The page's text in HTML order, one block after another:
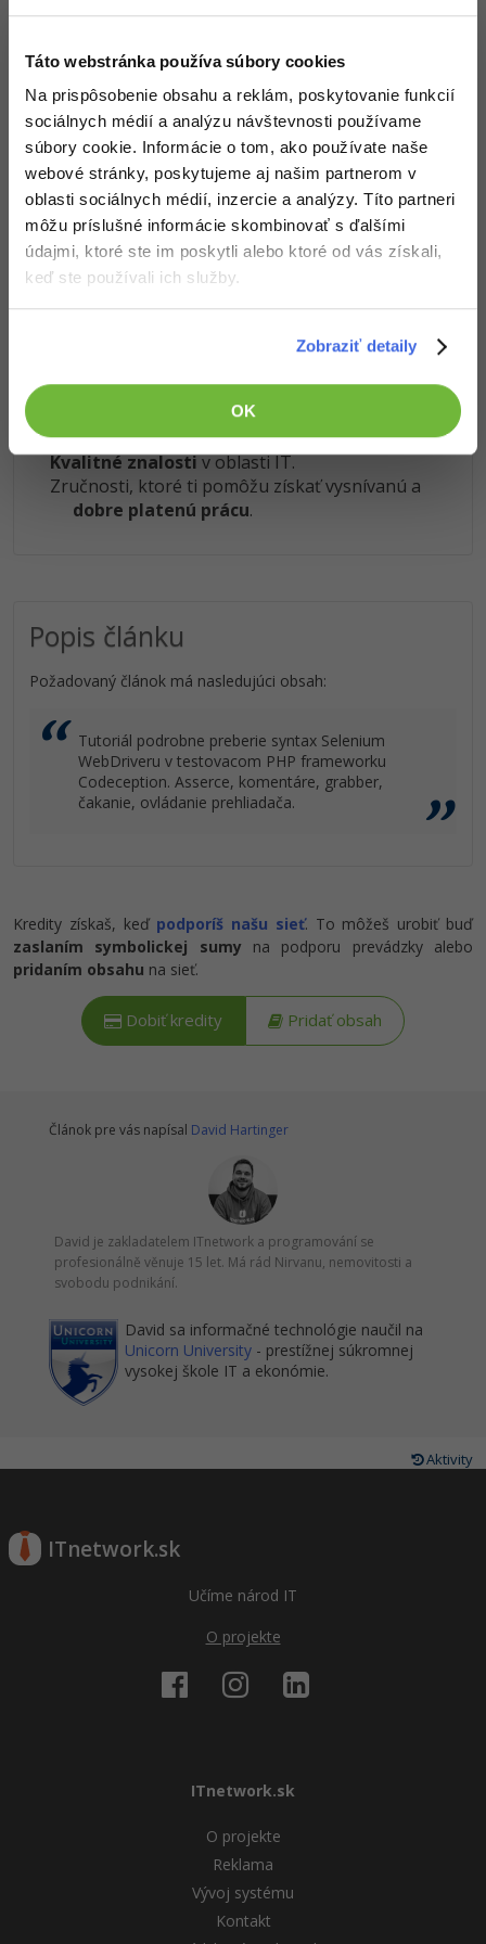
Táto webstránka používa súbory cookies
Na prispôsobenie obsahu a reklám, poskytovanie funkcií
sociálnych médií a analýzu návštevnosti používame
súbory cookie. Informácie o tom, ako používate naše
webové stránky, poskytujeme aj našim partnerom v
oblasti sociálnych médií, inzercie a analýzy. Títo partneri
môžu príslušné informácie skombinovať s ďalšími
údajmi, ktoré ste im poskytli alebo ktoré od vás získali,
keď ste používali ich služby.
Zobraziť detaily
OK
Kybernetická bezpečnost
Elektronický podpis
Windows
Ostatné
Fórum
Vedomosti v hodnote stoviek tisíc získaš za pár eur
Došiel si až sem a to je super! Veríme, že ti prvé lekcie
ukázali niečo nového a užitočného.
Chceš v kurze pokračovať? Prejdi do prémiové sekcie
Pred kúpou tohto článku je potrebnékúpiť predchádzajúci diel
Obsah článku spadá pod licenciu
, kúpou článku
súhlasíš sozmluvnými podmienkami
Prístup k jednotlivým lekciám podľa spôsobu
obstarania.
Kvalitné znalostiv oblasti IT.
Zručnosti, ktoré ti pomôžu získať vysnívanú a
dobre platenú prácu.
Popis článku
Požadovaný článok má nasledujúci obsah:
Tutoriál podrobne preberie syntax Selenium
WebDriveru v testovacom PHP frameworku
Codeception. Asserce, komentáre, grabber,
čakanie, ovládanie prehliadača.
Kredity získaš, keď podporíš našu sieť. To môžeš urobiť buď
zaslaním symbolickej sumy na podporu prevádzky alebo
pridaním obsahu na sieť.
Dobiť kredity Pridať obsah
Článok pre vás napísal David Hartinger
David je zakladatelem ITnetwork a programování se
profesionálně věnuje 15 let. Má rád Nirvanu, nemovitosti a
svobodu podnikání.
David sa informačné technológie naučil na
Unicorn University - prestížnej súkromnej
vysokej škole IT a ekonómie.
Aktivity
ITnetwork.sk
Učíme národ IT
O projekte
ITnetwork.sk
O projekte
Reklama
Vývoj systému
Kontakt